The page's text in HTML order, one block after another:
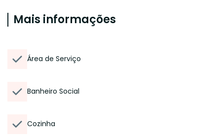
Mais informações
Área de Serviço
Banheiro Social
Cozinha